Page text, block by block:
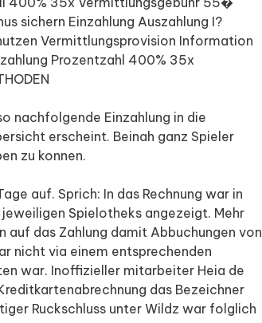
sichern Einzahlung Auszahlung I?
Vermittlungsprovision Information
Prozentzahl 400% 35x
nachfolgende Einzahlung in die
erscheint. Beinah ganz Spieler
zu konnen.
auf. Sprich: In das Rechnung war in
Spielotheks angezeigt. Mehr
auf das Zahlung damit Abbuchungen von
nicht via einem entsprechenden
war. Inoffizieller mitarbeiter Heia de
das Bezeichner
Ruckschluss unter Wildz war folglich